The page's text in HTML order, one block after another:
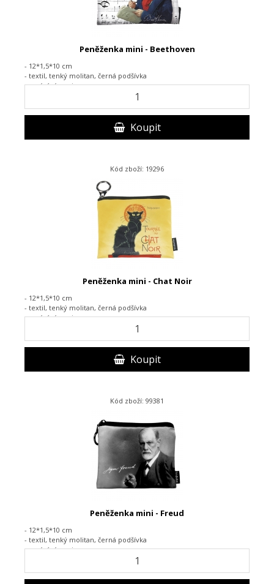
Peněženka mini - Beethoven
- 12*1,5*10 cm
- textil, tenký molitan, černá podšívka
-zapínání na zip
Koupit
Kód zboží: 19296
Peněženka mini - Chat Noir
- 12*1,5*10 cm
- textil, tenký molitan, černá podšívka
-zapínání na zip
Koupit
Kód zboží: 99381
Peněženka mini - Freud
- 12*1,5*10 cm
- textil, tenký molitan, černá podšívka
- zapínání na zip